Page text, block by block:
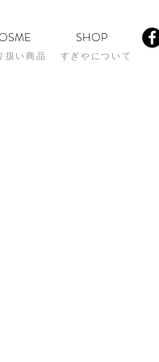
SHOP
扱い商品 すぎやについて